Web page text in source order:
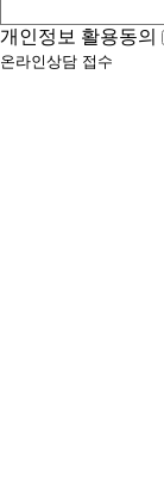
개인정보 활용동의
온라인상담 접수